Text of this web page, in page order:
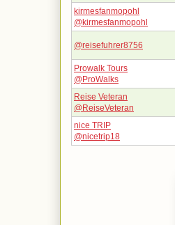
kirmesfanmopohl
@kirmesfanmopohl
@reisefuhrer8756
Prowalk Tours
@ProWalks
Reise Veteran
@ReiseVeteran
nice TRIP
@nicetrip18